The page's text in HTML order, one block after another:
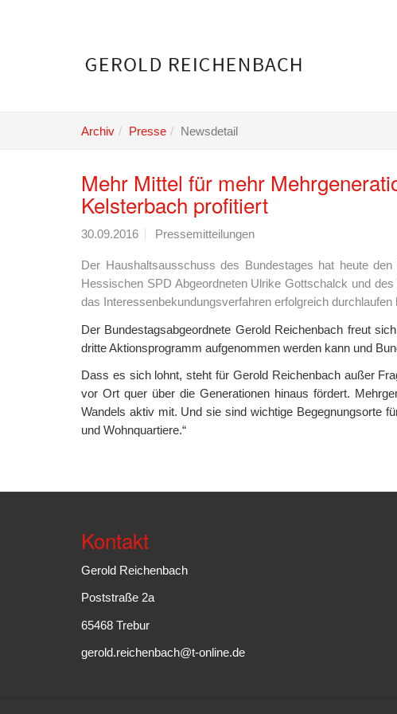
Archiv Presse Newsdetail
Mehr Mittel für mehr
Kelsterbach profitiert
30.09.2016 Pressemitteilungen
Der Haushaltsausschuss des Bundestages hat heute
Hessischen SPD Abgeordneten Ulrike Gottschalck und
das Interessenbekundungsverfahren erfolgreich
Der Bundestagsabgeordnete Gerold Reichenbach freut
dritte Aktionsprogramm aufgenommen werden kann und
Dass es sich lohnt, steht für Gerold Reichenbach außer
vor Ort quer über die Generationen hinaus fördert.
Wandels aktiv mit. Und sie sind wichtige Begegnungsorte
und Wohnquartiere.“
Kontakt
Gerold Reichenbach
Poststraße 2a
65468 Trebur
gerold.reichenbach@t-online.de